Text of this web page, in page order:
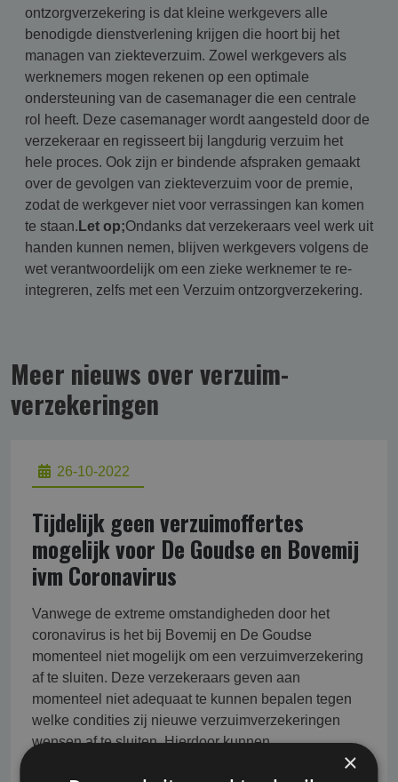
ontzorgverzekering is dat kleine werkgevers alle
benodigde dienstverlening krijgen die hoort bij het
managen van ziekteverzuim. Zowel werkgevers als
werknemers mogen rekenen op een optimale
ondersteuning van de casemanager die een centrale
rol heeft. Deze casemanager wordt aangesteld door de
verzekeraar en regisseert bij langdurig verzuim het
hele proces. Ook zijn er bindende afspraken gemaakt
over de gevolgen van ziekteverzuim voor de premie,
zodat de werkgever niet voor verrassingen kan komen
te staan. Let op;Ondanks dat verzekeraars veel werk uit
handen kunnen nemen, blijven werkgevers volgens de
wet verantwoordelijk om een zieke werknemer te re-
integreren, zelfs met een Verzuim ontzorgverzekering.
Meer nieuws over verzuim­
verzekering­en
26-10-2022
Tijdelijk geen verzuimoffertes
mogelijk voor De Goudse en Bovemij
ivm Coronavirus
Vanwege de extreme omstandigheden door het
coronavirus is het bij Bovemij en De Goudse
momenteel niet mogelijk om een verzuimverzekering
af te sluiten. Deze verzekeraars geven aan
momenteel niet adequaat te kunnen bepalen tegen
welke condities zij nieuwe verzuimverzekeringen
wensen af te sluiten. Hierdoor kunnen
×